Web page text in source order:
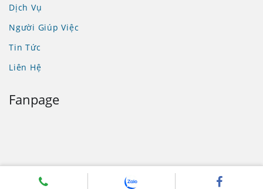
Dịch Vụ
Người Giúp Việc
Tin Tức
Liên Hệ
Fanpage
Công ty TNHH đầu tư kinh doanh Đức Tâm